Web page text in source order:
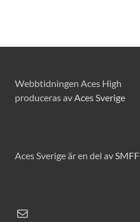
Webbtidningen Aces High
produceras avAces Sverige
Aces Sverige är en del avSMFF